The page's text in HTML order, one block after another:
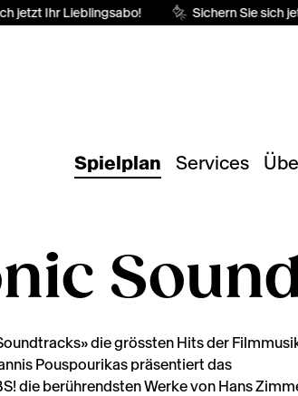
jetzt Ihr Lieblingsabo! Sichern Sie sich
Spielplan Services
die grössten Hits der
Pouspourikas präsentiert das
die berührendsten Werke von Hans